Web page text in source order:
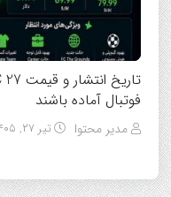
فوتبال آماده باشند
مدیر محتوا تیر ۲۷, ۱۴۰۵